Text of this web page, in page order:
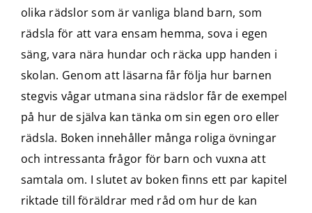
olika rädslor som är vanliga bland barn, som
rädsla för att vara ensam hemma, sova i egen
säng, vara nära hundar och räcka upp handen i
skolan. Genom att läsarna får följa hur barnen
stegvis vågar utmana sina rädslor får de exempel
på hur de själva kan tänka om sin egen oro eller
rädsla. Boken innehåller många roliga övningar
och intressanta frågor för barn och vuxna att
samtala om. I slutet av boken finns ett par kapitel
riktade till föräldrar med råd om hur de kan